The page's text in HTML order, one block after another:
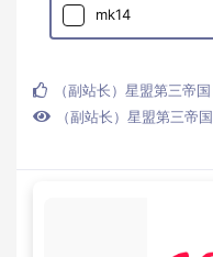
mk14
（副站长）星盟第三帝国
（副站长）星盟第三帝国